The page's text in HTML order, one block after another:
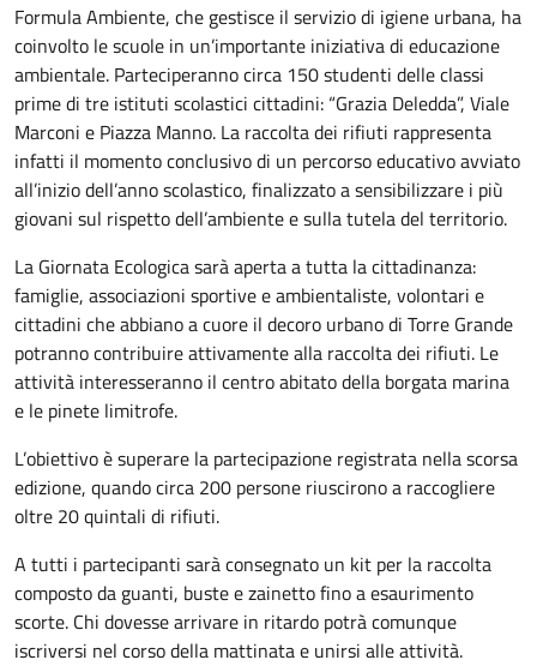
Formula Ambiente, che gestisce il servizio di igiene urbana, ha
coinvolto le scuole in un’importante iniziativa di educazione
ambientale. Parteciperanno circa 150 studenti delle classi
prime di tre istituti scolastici cittadini: “Grazia Deledda”, Viale
Marconi e Piazza Manno. La raccolta dei rifiuti rappresenta
infatti il momento conclusivo di un percorso educativo avviato
all’inizio dell’anno scolastico, finalizzato a sensibilizzare i più
giovani sul rispetto dell’ambiente e sulla tutela del territorio.
La Giornata Ecologica sarà aperta a tutta la cittadinanza:
famiglie, associazioni sportive e ambientaliste, volontari e
cittadini che abbiano a cuore il decoro urbano di Torre Grande
potranno contribuire attivamente alla raccolta dei rifiuti. Le
attività interesseranno il centro abitato della borgata marina
e le pinete limitrofe.
L’obiettivo è superare la partecipazione registrata nella scorsa
edizione, quando circa 200 persone riuscirono a raccogliere
oltre 20 quintali di rifiuti.
A tutti i partecipanti sarà consegnato un kit per la raccolta
composto da guanti, buste e zainetto fino a esaurimento
scorte. Chi dovesse arrivare in ritardo potrà comunque
iscriversi nel corso della mattinata e unirsi alle attività.